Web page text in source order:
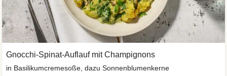
Gnocchi-Spinat-Auflauf mit Champignons
in Basilikumcremesoße, dazu Sonnenblumenkerne